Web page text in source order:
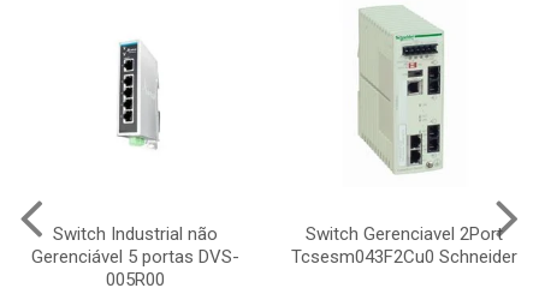
Switch Industrial não
Gerenciável 5 portas DVS-
005R00
Switch Gerenciavel 2Port
Tcsesm043F2Cu0 Schneider